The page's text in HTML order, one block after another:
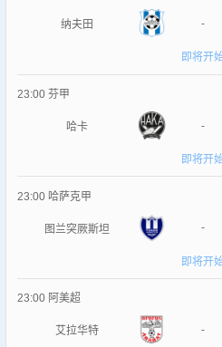
纳夫田 -
即将开
23:00 芬甲
哈卡 -
即将开
23:00 哈萨克甲
图兰突厥斯坦 -
即将开
23:00 阿美超
艾拉华特 -